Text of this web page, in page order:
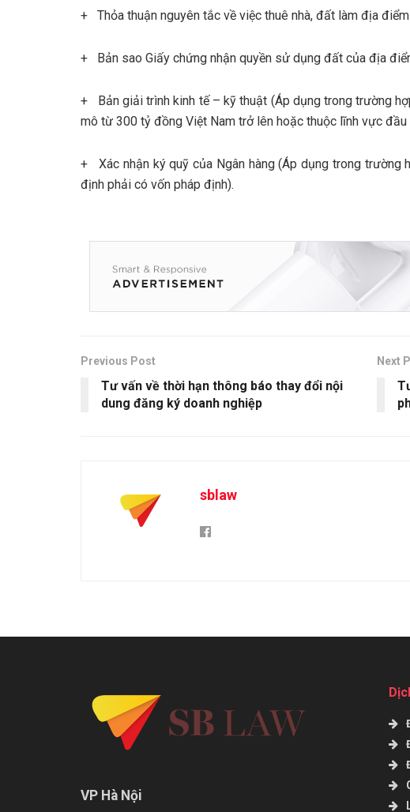
+ Thỏa thuận nguyên tắc về việc thuê nhà, đất làm địa
+ Bản sao Giấy chứng nhận quyền sử dụng đất của địa
+ Bản giải trình kinh tế – kỹ thuật (Áp dụng trong trường
mô từ 300 tỷ đồng Việt Nam trở lên hoặc thuộc lĩnh vực
+ Xác nhận ký quỹ của Ngân hàng (Áp dụng trong trường
định phải có vốn pháp định).
Previous Post
Tư vấn về thời hạn thông báo thay đổi nội
dung đăng ký doanh nghiệp
Next
sblaw
VP Hà Nội